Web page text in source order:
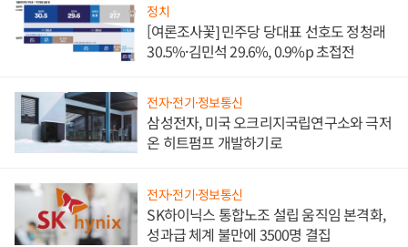
정치
[여론조사꽃] 민주당 당대표 선호도 정청래
30.5%·김민석 29.6%, 0.9%p 초접전
전자·전기·정보통신
삼성전자, 미국 오크리지국립연구소와 극저
온 히트펌프 개발하기로
전자·전기·정보통신
SK하이닉스 통합노조 설립 움직임 본격화,
성과급 체계 불만에 3500명 결집